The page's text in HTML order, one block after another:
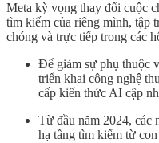
Meta kỳ vọng thay đổi cuộc
tìm kiếm của riêng mình, tập
chóng và trực tiếp trong các
Để giảm sự phụ thuộc
triển khai công nghệ
cấp kiến thức AI cập
Từ đầu năm 2024, các
hạ tầng tìm kiếm từ con